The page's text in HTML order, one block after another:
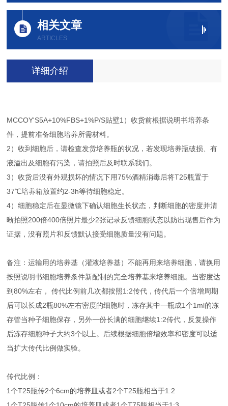
相关文章
ARTICLES
详细介绍
MCCOY'S5A+10%FBS+1%P/S贴壁1）收货前根据说明书培养条
件，提前准备细胞培养所需材料。
2）收到细胞后，请检查发货培养瓶的状况，若发现培养瓶破损、有
液溢出及细胞有污染，请拍照后及时联系我们。
3）收货后没有外观损坏的情况下用75%酒精消毒后将T25瓶置于
37℃培养箱放置约2-3h等待细胞稳定。
4）细胞稳定后在显微镜下确认细胞生长状态，判断细胞的密度并清
晰拍照200倍400倍照片最少2张记录反馈细胞状态以防出现售后作为
证据，没有照片和反馈默认接受细胞质量没有问题。
备注：运输用的培养基（灌液培养基）不能再用来培养细胞，请换用
按照说明书细胞培养条件新配制的完全培养基来培养细胞。当密度达
到80%左右， 传代比例前几次都按照1:2传代，传代后一个倍增周期
后可以长成2瓶80%左右密度的细胞时，冻存其中一瓶成1个1ml的冻
存管当种子细胞保存，另外一份长满的细胞继续1:2传代，反复操作
后冻存细胞种子大约3个以上。后续根据细胞倍增效率和密度可以适
当扩大传代比例做实验。
传代比例：
1个T25瓶传2个6cm的培养皿或者2个T25瓶相当于1:2